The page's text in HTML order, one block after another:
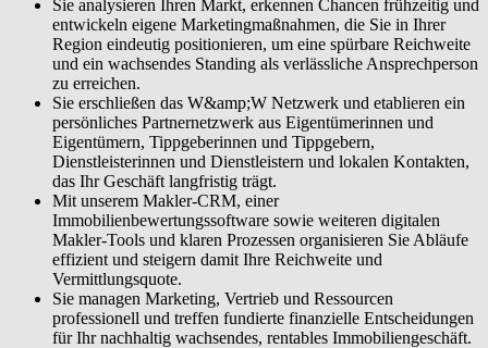
Sie analysieren Ihren Markt, erkennen Chancen frühzeitig und
entwickeln eigene Marketingmaßnahmen, die Sie in Ihrer
Region eindeutig positionieren, um eine spürbare Reichweite
und ein wachsendes Standing als verlässliche Ansprechperson
zu erreichen.
Sie erschließen das W&amp;W Netzwerk und etablieren ein
persönliches Partnernetzwerk aus Eigentümerinnen und
Eigentümern, Tippgeberinnen und Tippgebern,
Dienstleisterinnen und Dienstleistern und lokalen Kontakten,
das Ihr Geschäft langfristig trägt.
Mit unserem Makler-CRM, einer
Immobilienbewertungssoftware sowie weiteren digitalen
Makler-Tools und klaren Prozessen organisieren Sie Abläufe
effizient und steigern damit Ihre Reichweite und
Vermittlungsquote.
Sie managen Marketing, Vertrieb und Ressourcen
professionell und treffen fundierte finanzielle Entscheidungen
für Ihr nachhaltig wachsendes, rentables Immobiliengeschäft.